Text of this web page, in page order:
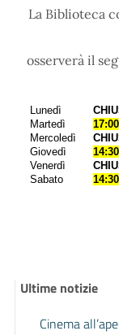
La Biblioteca
osserverà il
Lunedì
Martedì
Mercoledì
Giovedì
Venerdì
Sabato
Ultime notizie
Cinema